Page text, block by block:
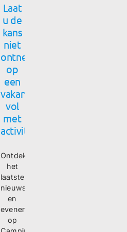
Laat
u de
kans
niet
ontnemen
op
een
vakantie
vol
met
activiteiten
Ontdek
het
laatste
nieuws
en
evenementen
op